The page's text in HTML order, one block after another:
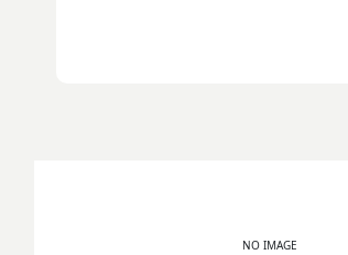
NO IMAGE